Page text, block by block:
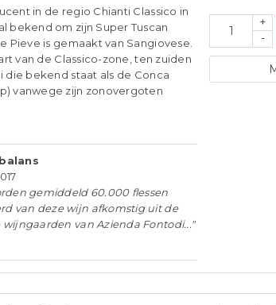
in de regio Chianti Classico in
bekend om zijn Super Tuscan
Pieve is gemaakt van Sangiovese.
van de Classico-zone, ten zuiden
die bekend staat als de Conca
vanwege zijn zonovergoten
gemiddeld 60.000 flessen
van deze wijn afkomstig uit de
wijngaarden van Azienda Fontodi..."
+
-